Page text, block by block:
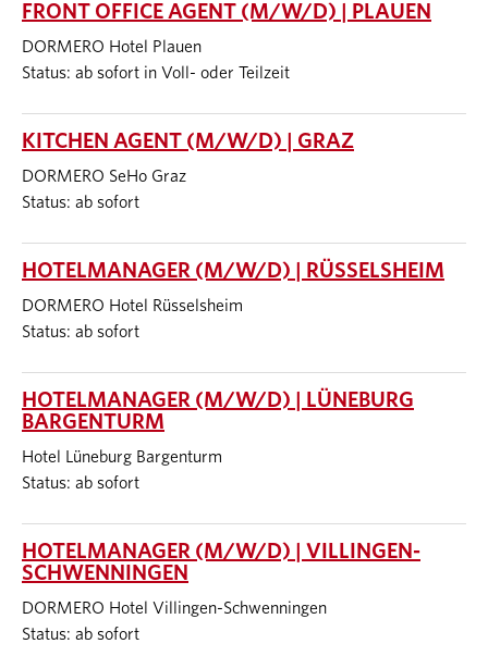
FRONT OFFICE AGENT (M/W/D) | PLAUEN
DORMERO Hotel Plauen
Status: ab sofort in Voll- oder Teilzeit
KITCHEN AGENT (M/W/D) | GRAZ
DORMERO SeHo Graz
Status: ab sofort
HOTELMANAGER (M/W/D) | RÜSSELSHEIM
DORMERO Hotel Rüsselsheim
Status: ab sofort
HOTELMANAGER (M/W/D) | LÜNEBURG
BARGENTURM
Hotel Lüneburg Bargenturm
Status: ab sofort
HOTELMANAGER (M/W/D) | VILLINGEN-
SCHWENNINGEN
DORMERO Hotel Villingen-Schwenningen
Status: ab sofort